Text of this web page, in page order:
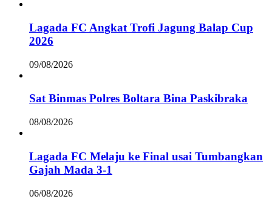
Lagada FC Angkat Trofi Jagung Balap Cup
2026
09/08/2026
Sat Binmas Polres Boltara Bina Paskibraka
08/08/2026
Lagada FC Melaju ke Final usai Tumbangkan
Gajah Mada 3-1
06/08/2026